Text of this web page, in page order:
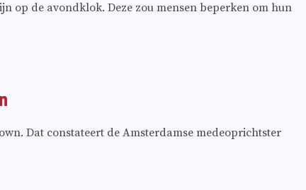
op de avondklok. Deze zou mensen beperken om hun
Dat constateert de Amsterdamse medeoprichtster